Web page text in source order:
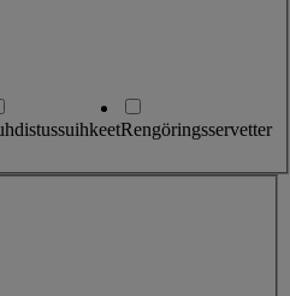
Rengöringsservetter